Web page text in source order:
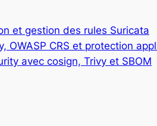
et gestion des rules Suricata
OWASP CRS et protection
avec cosign, Trivy et SBOM